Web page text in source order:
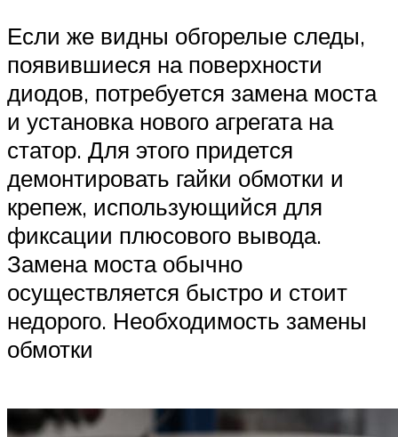
Если же видны обгорелые следы,
появившиеся на поверхности
диодов, потребуется замена моста
и установка нового агрегата на
статор. Для этого придется
демонтировать гайки обмотки и
крепеж, использующийся для
фиксации плюсового вывода.
Замена моста обычно
осуществляется быстро и стоит
недорого. Необходимость замены
обмотки